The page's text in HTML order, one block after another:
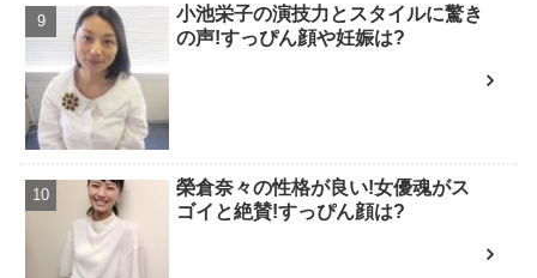
小池栄子の演技力とスタイルに驚き
の声!すっぴん顔や妊娠は?
榮倉奈々の性格が良い!女優魂がス
ゴイと絶賛!すっぴん顔は?